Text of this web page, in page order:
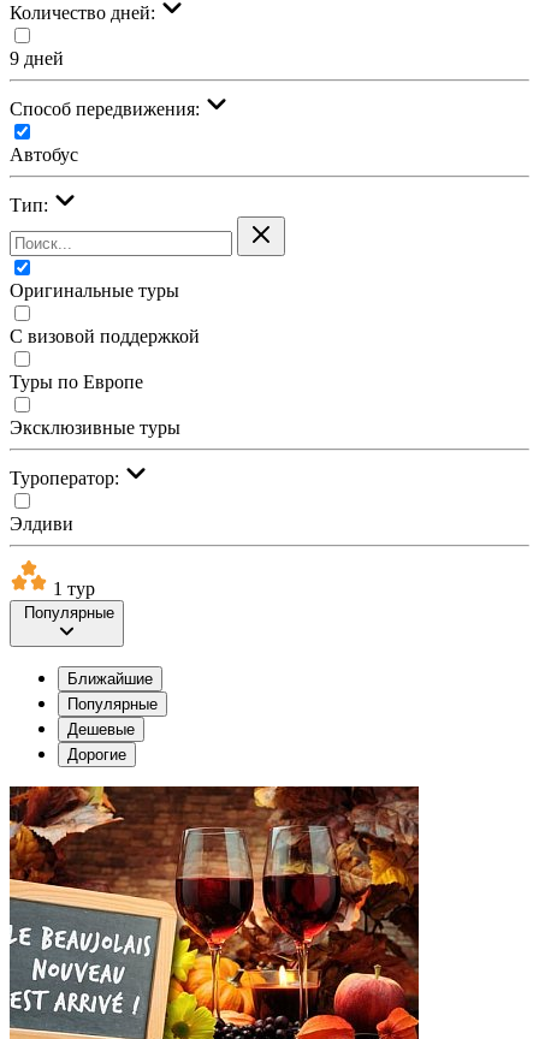
Количество дней:
9 дней
Cпособ передвижения:
Автобус
Тип:
Оригинальные туры
С визовой поддержкой
Туры по Европе
Эксклюзивные туры
Туроператор:
Элдиви
1 тур
Популярные
Ближайшие
Популярные
Дешевые
Дорогие